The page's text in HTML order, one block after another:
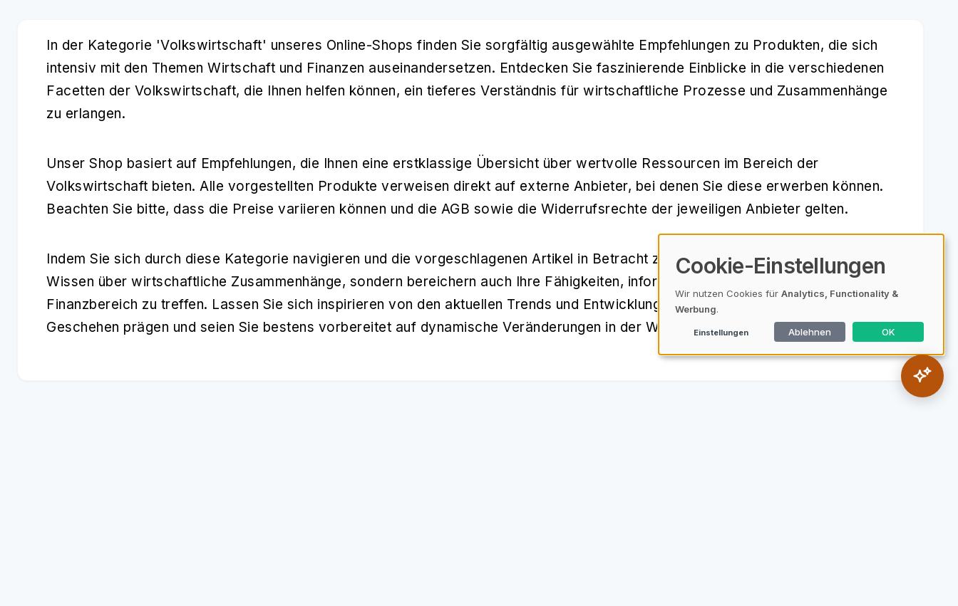
In der Kategorie 'Volkswirtschaft' unseres Online-Shops finden Sie sorgfältig ausgewählte Empfehlungen zu Produkten, die sich
intensiv mit den Themen Wirtschaft und Finanzen auseinandersetzen. Entdecken Sie faszinierende Einblicke in die verschiedenen
Facetten der Volkswirtschaft, die Ihnen helfen können, ein tieferes Verständnis für wirtschaftliche Prozesse und Zusammenhänge
zu erlangen.
Unser Shop basiert auf Empfehlungen, die Ihnen eine erstklassige Übersicht über wertvolle Ressourcen im Bereich der
Volkswirtschaft bieten. Alle vorgestellten Produkte verweisen direkt auf externe Anbieter, bei denen Sie diese erwerben können.
Beachten Sie bitte, dass die Preise variieren können und die AGB sowie die Widerrufsrechte der jeweiligen Anbieter gelten.
Indem Sie sich durch diese Kategorie navigieren und die vorgeschlagenen Artikel in Betracht ziehen, erweitern Sie nicht nur Ihr
Wissen über wirtschaftliche Zusammenhänge, sondern bereichern auch Ihre Fähigkeiten, informierte Entscheidungen im
Finanzbereich zu treffen. Lassen Sie sich inspirieren von den aktuellen Trends und Entwicklungen, die das wirtschaftliche
Geschehen prägen und seien Sie bestens vorbereitet auf dynamische Veränderungen in der Welt der Volkswirtschaft.
Cookie-Einstellungen
Wir nutzen Cookies für Analytics, Functionality &
Werbung.
Einstellungen Ablehnen OK